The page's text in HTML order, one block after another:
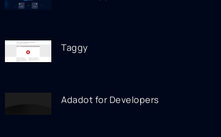
Taggy
Adadot for Developers